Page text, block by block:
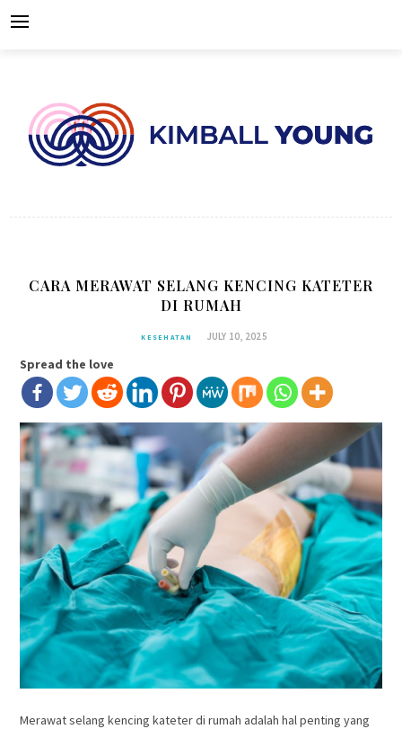
CARA MERAWAT SELANG KENCING KATETER
DI RUMAH
KESEHATAN JULY 10, 2025
Spread the love
Merawat selang kencing kateter di rumah adalah hal penting yang